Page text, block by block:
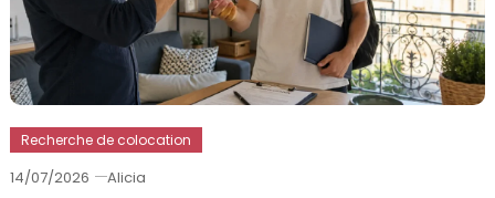
Recherche de colocation
14/07/2026 Alicia